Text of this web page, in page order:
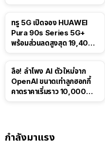
ทรู 5G เปิดจอง HUAWEI
Pura 90s Series 5G+
พร้อมส่วนลดสูงสุด 19,400
ลือ! ลำโพง AI ตัวใหม่จาก
OpenAI ขนาดเท่าลูกฮอกกี้
คาดราคาเริ่มราว 10,000
กำลังมาแรง